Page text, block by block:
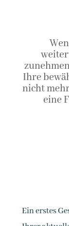
Ihre
nicht
eine
Ein erstes